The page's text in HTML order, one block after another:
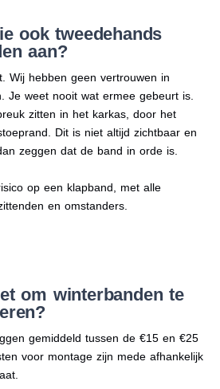
ook tweedehands
aan?
Wij hebben geen vertrouwen in
Je weet nooit wat ermee gebeurt is.
zitten in het karkas, door het
Dit is niet altijd zichtbaar en
zeggen dat de band in orde is.
op een klapband, met alle
en omstanders.
om winterbanden te
gemiddeld tussen de €15 en €25
voor montage zijn mede afhankelijk